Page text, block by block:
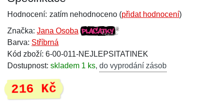
Hodnocení: zatím nehodnoceno (přidat hodnocení)
Značka: Jana Osoba
Barva: Stříbrná
Kód zboží: 6-00-011-NEJLEPSITATINEK
Dostupnost: skladem 1 ks, do vyprodání zásob
216 Kč